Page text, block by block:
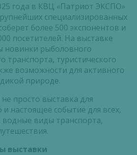
года в КВЦ «Патриот ЭКСПО»
специализированных
более 500 экспонентов и
посетителей. На выставке
новинки рыболовного
транспорта, туристического
возможности для активного
природе.
просто выставка для
настоящее событие для всех,
водные виды транспорта,
выставки